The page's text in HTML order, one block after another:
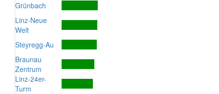
Grünbach
Linz-Neue
Welt
Steyregg-Au
Braunau
Zentrum
Linz-24er-
Turm